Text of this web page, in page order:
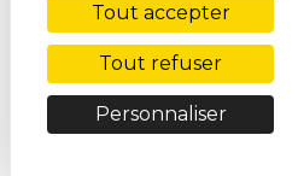
Tout accepter
Tout refuser
Personnaliser
Numéro 178
Avril 2013